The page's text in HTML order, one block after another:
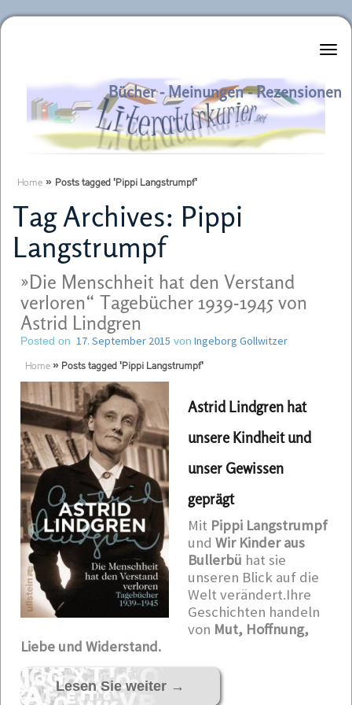
Literaturkurier.net
Bücher - Meinungen - Rezensionen
Home » Posts tagged 'Pippi Langstrumpf'
Tag Archives: Pippi
Langstrumpf
»Die Menschheit hat den Verstand
verloren“ Tagebücher 1939-1945 von
Astrid Lindgren
Posted on 17. September 2015 von Ingeborg Gollwitzer
Home » Posts tagged 'Pippi Langstrumpf'
Astrid Lindgren hat
unsere Kindheit und
unser Gewissen
geprägt
Mit Pippi Langstrumpf
und Wir Kinder aus
Bullerbü hat sie
unseren Blick auf die
Welt verändert.Ihre
Geschichten handeln
von Mut, Hoffnung,
Liebe und Widerstand.
Lesen Sie weiter →